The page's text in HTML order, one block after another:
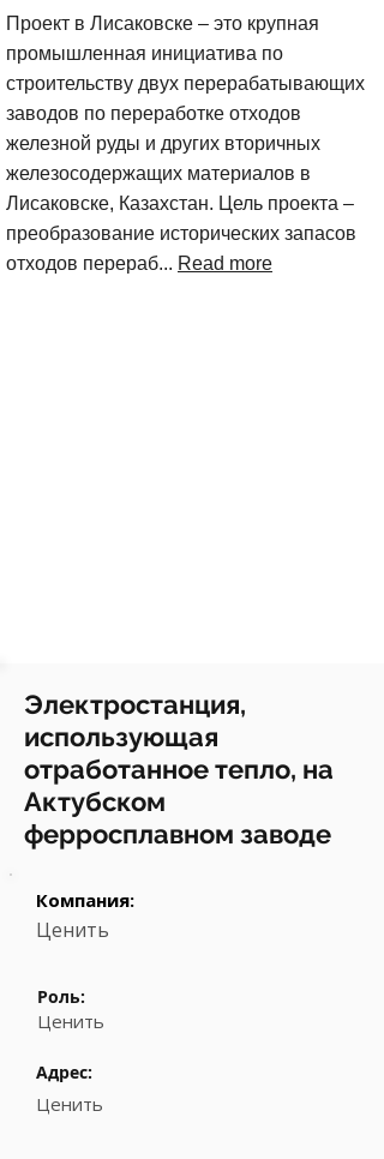
Проект в Лисаковске – это крупная
промышленная инициатива по
строительству двух перерабатывающих
заводов по переработке отходов
железной руды и других вторичных
железосодержащих материалов в
Лисаковске, Казахстан. Цель проекта –
преобразование исторических запасов
отходов перераб... Read more
Электростанция,
использующая
отработанное тепло, на
Актубском
ферросплавном заводе
Компания:
Ценить
Роль:
Ценить
Адрес:
Ценить